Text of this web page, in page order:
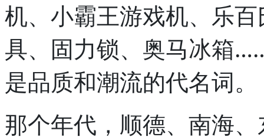
机、小霸王游戏机、乐
具、固力锁、奥马冰箱
是品质和潮流的代名词。
那个年代，顺德、南海